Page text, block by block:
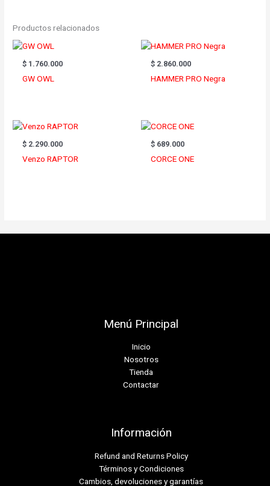
Productos relacionados
$ 1.760.000
GW OWL
$ 2.860.000
HAMMER PRO Negra
$ 2.290.000
Venzo RAPTOR
$ 689.000
CORCE ONE
Menú Principal
Inicio
Nosotros
Tienda
Contactar
Información
Refund and Returns Policy
Términos y Condiciones
Cambios, devoluciones y garantías